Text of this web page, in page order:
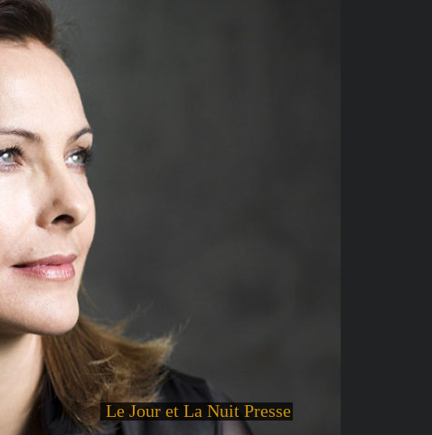
Le Jour et La Nuit Presse